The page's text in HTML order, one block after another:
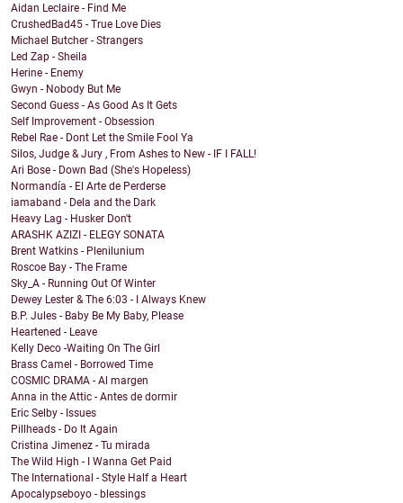
Aidan Leclaire - Find Me
CrushedBad45 - True Love Dies
Michael Butcher - Strangers
Led Zap - Sheila
Herine - Enemy
Gwyn - Nobody But Me
Second Guess - As Good As It Gets
Self Improvement - Obsession
Rebel Rae - Dont Let the Smile Fool Ya
Silos, Judge & Jury , From Ashes to New - IF I FALL!
Ari Bose - Down Bad (She's Hopeless)
Normandía - El Arte de Perderse
iamaband - Dela and the Dark
Heavy Lag - Husker Don't
ARASHK AZIZI - ELEGY SONATA
Brent Watkins - Plenilunium
Roscoe Bay - The Frame
Sky_A - Running Out Of Winter
Dewey Lester & The 6:03 - I Always Knew
B.P. Jules - Baby Be My Baby, Please
Heartened - Leave
Kelly Deco -Waiting On The Girl
Brass Camel - Borrowed Time
COSMIC DRAMA - Al margen
Anna in the Attic - Antes de dormir
Eric Selby - Issues
Pillheads - Do It Again
Cristina Jimenez - Tu mirada
The Wild High - I Wanna Get Paid
The International - Style Half a Heart
Apocalypseboyo - blessings